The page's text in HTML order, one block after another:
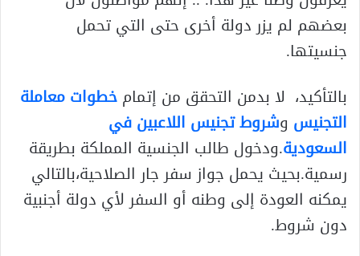
بعضهم لم يزر دولة أخرى حتى التي تحمل
جنسيتها.
بالتأكيد، لا بدمن التحقق من إتمامخطوات معاملة
التجنيس وشروط تجنيس اللاعبين في
السعودية.ودخول طالب الجنسية المملكة بطريقة
رسمية.بحيث يحمل جواز سفر جار الصلاحية،بالتالي
يمكنه العودة إلى وطنه أو السفر لأي دولة أجنبية
دون شروط.